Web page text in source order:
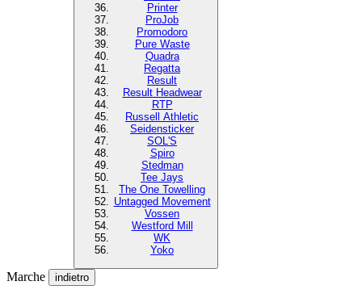
Printer
ProJob
Promodoro
Pure Waste
Quadra
Regatta
Result
Result Headwear
RTP
Russell Athletic
Seidensticker
SOL'S
Spiro
Stedman
Tee Jays
The One Towelling
Untagged Movement
Vossen
Westford Mill
WK
Yoko
Marche indietro